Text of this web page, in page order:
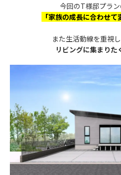
今回のT様邸プラン
「家族の成長に合わせて
また生活動線を重視
リビングに集まりた